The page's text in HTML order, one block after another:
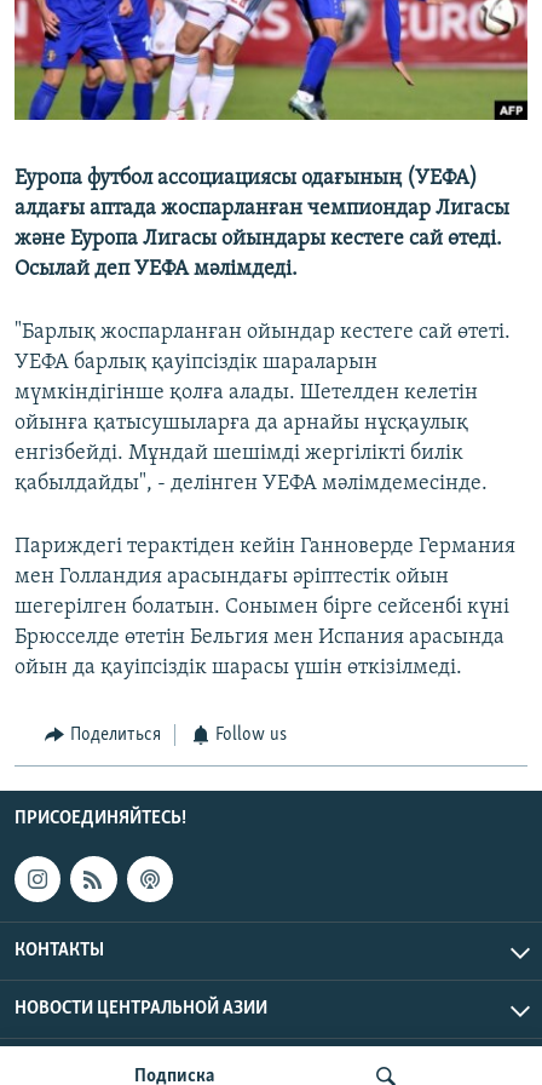
Подписка
Еуропа футбол ассоциациясы одағының (УЕФА)
алдағы аптада жоспарланған чемпиондар Лигасы
және Еуропа Лигасы ойындары кестеге сай өтеді.
Осылай деп УЕФА мәлімдеді.
"Барлық жоспарланған ойындар кестеге сай өтеті.
УЕФА барлық қауіпсіздік шараларын
мүмкіндігінше қолға алады. Шетелден келетін
ойынға қатысушыларға да арнайы нұсқаулық
енгізбейді. Мұндай шешімді жергілікті билік
қабылдайды", - делінген УЕФА мәлімдемесінде.
Париждегі терактіден кейін Ганноверде Германия
мен Голландия арасындағы әріптестік ойын
шегерілген болатын. Сонымен бірге сейсенбі күні
Брюсселде өтетін Бельгия мен Испания арасында
ойын да қауіпсіздік шарасы үшін өткізілмеді.
Поделиться Follow us
ПРИСОЕДИНЯЙТЕСЬ!
КОНТАКТЫ
НОВОСТИ ЦЕНТРАЛЬНОЙ АЗИИ
CENTRAL ASIAN © 2026 RFE/RL, Inc. | Все права защищены.